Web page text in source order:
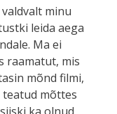
minu
leida aega
Ma ei
raamatut, mis
mõnd filmi,
teatud mõttes